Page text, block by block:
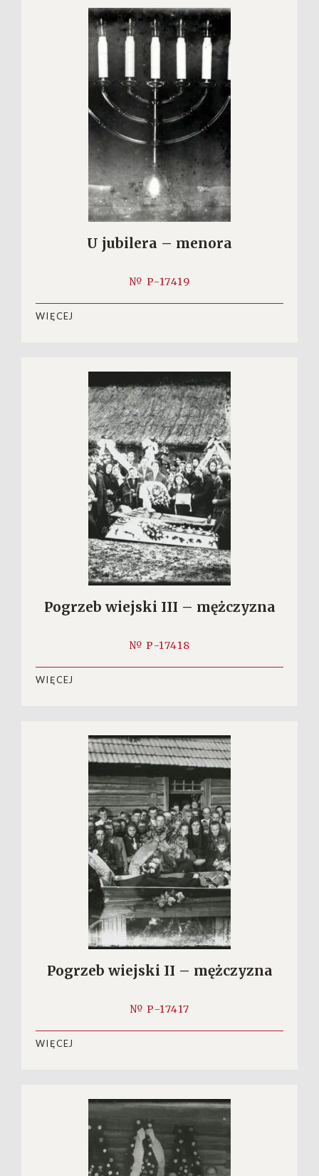
U jubilera – menora
№ P-17419
WIĘCEJ
Pogrzeb wiejski III – mężczyzna
№ P-17418
WIĘCEJ
Pogrzeb wiejski II – mężczyzna
№ P-17417
WIĘCEJ